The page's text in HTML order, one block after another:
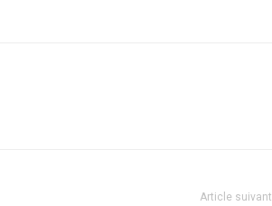
Article suivant